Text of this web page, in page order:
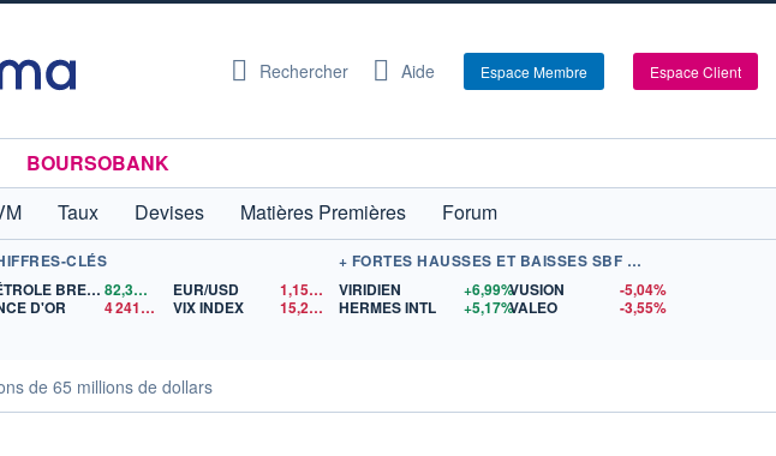
Rechercher Aide Espace Membre Espace Client
BOURSOBANK
Taux Devises Matières Premières
Forum
CLÉS
PÉTROLE BRENT
82,31$US
D'OR
4 241,85 $US
EUR/USD 1,1522
$US
VIX INDEX
15,25$US
+ FORTES HAUSSES ET BAISSES SBF 120
VIRIDIEN
+6,99%
HERMES INTL
+5,17%
VUSION
-5,04%
VALEO
-3,55%
de 65 millions de dollars